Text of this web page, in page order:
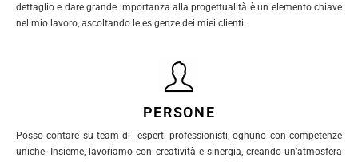
dettaglio e dare grande importanza alla progettualità è un elemento chiave
nel mio lavoro, ascoltando le esigenze dei miei clienti.
PERSONE
Posso contare su team di esperti professionisti, ognuno con competenze
uniche. Insieme, lavoriamo con creatività e sinergia, creando un’atmosfera